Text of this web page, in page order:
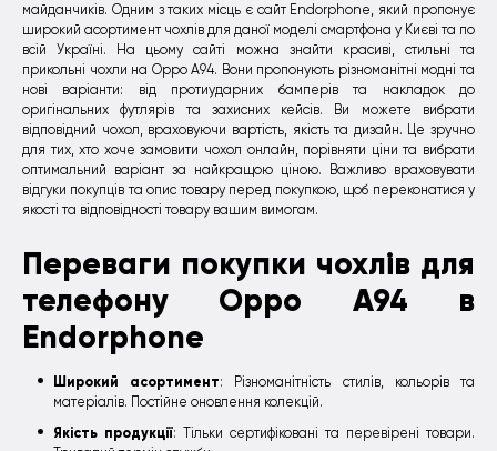
майданчиків. Одним з таких місць є сайт Endorphone, який пропонує
широкий асортимент чохлів для даної моделі смартфона у Києві та по
всій Україні. На цьому сайті можна знайти красиві, стильні та
прикольні чохли на Oppo A94. Вони пропонують різноманітні модні та
нові варіанти: від протиударних бамперів та накладок до
оригінальних футлярів та захисних кейсів. Ви можете вибрати
відповідний чохол, враховуючи вартість, якість та дизайн. Це зручно
для тих, хто хоче замовити чохол онлайн, порівняти ціни та вибрати
оптимальний варіант за найкращою ціною. Важливо враховувати
відгуки покупців та опис товару перед покупкою, щоб переконатися у
якості та відповідності товару вашим вимогам.
Переваги покупки чохлів для
телефону Oppo A94 в
Endorphone
Широкий асортимент: Різноманітність стилів, кольорів та
матеріалів. Постійне оновлення колекцій.
Якість продукції: Тільки сертифіковані та перевірені товари.